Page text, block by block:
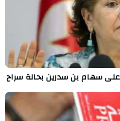
على سهام بن سدرين بحالة سراح